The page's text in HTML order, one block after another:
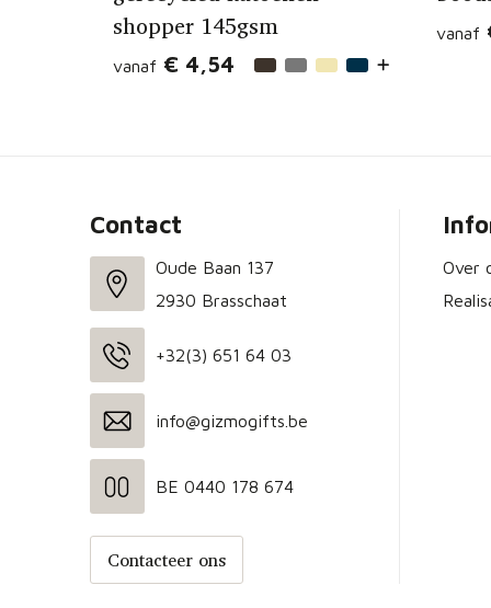
shopper 145gsm
vanaf € 4,54
vanaf
Contact
Oude Baan 137
2930 Brasschaat
+32(3) 651 64 03
info@gizmogifts.be
BE 0440 178 674
Contacteer ons
Over